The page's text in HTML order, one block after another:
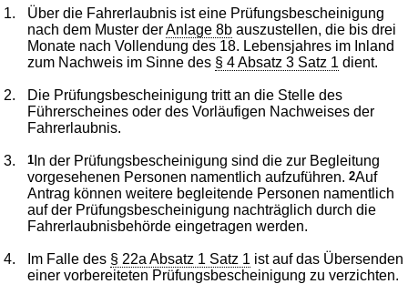
1.
Über die Fahrerlaubnis ist eine Prüfungsbescheinigung
nach dem Muster derAnlage 8b auszustellen, die bis drei
Monate nach Vollendung des 18. Lebensjahres im Inland
zum Nachweis im Sinne des § 4 Absatz 3 Satz 1 dient.
2.
Die Prüfungsbescheinigung tritt an die Stelle des
Führerscheines oder des Vorläufigen Nachweises der
Fahrerlaubnis.
3. 1 In der Prüfungsbescheinigung sind die zur Begleitung
vorgesehenen Personen namentlich aufzuführen.2Auf
Antrag können weitere begleitende Personen namentlich
auf der Prüfungsbescheinigung nachträglich durch die
Fahrerlaubnisbehörde eingetragen werden.
4. Im Falle des § 22a Absatz 1 Satz 1 ist auf das Übersenden
einer vorbereiteten Prüfungsbescheinigung zu verzichten.